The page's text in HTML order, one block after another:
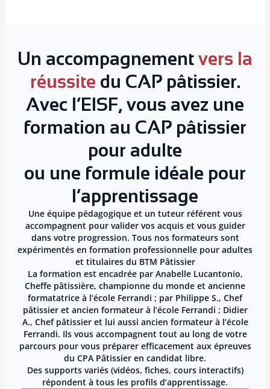
Un accompagnement vers la
réussite du CAP pâtissier.
Avec l’EISF, vous avez une
formation au CAP pâtissier
pour adulte
ou une formule idéale pour
l’apprentissage
Une équipe pédagogique et un tuteur référent vous
accompagnent pour valider vos acquis et vous guider
dans votre progression. Tous nos formateurs sont
expérimentés en formation professionnelle pour adultes
et titulaires du BTM Pâtissier
La formation est encadrée par Anabelle Lucantonio,
Cheffe pâtissière, championne du monde et ancienne
formatatrice à l’école Ferrandi ; par Philippe S., Chef
pâtissier et ancien formateur à l’école Ferrandi ; Didier
A., Chef pâtissier et lui aussi ancien formateur à l’école
Ferrandi. Ils vous accompagnent tout au long de votre
parcours pour vous préparer efficacement aux épreuves
du CPA Pâtissier en candidat libre.
Des supports variés (vidéos, fiches, cours interactifs)
répondent à tous les profils d’apprentissage.